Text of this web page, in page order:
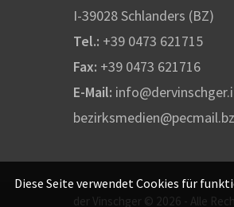
I-39028 Schlanders (BZ)
Tel.: +39 0473 621715
Fax: +39 0473 621716
E-Mail:
der Vinschger © 2026 - Alle
Diese Seite verwendet Cookies für